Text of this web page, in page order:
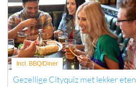
Incl. BBQ/Diner
Gezellige Cityquiz met lekker eten